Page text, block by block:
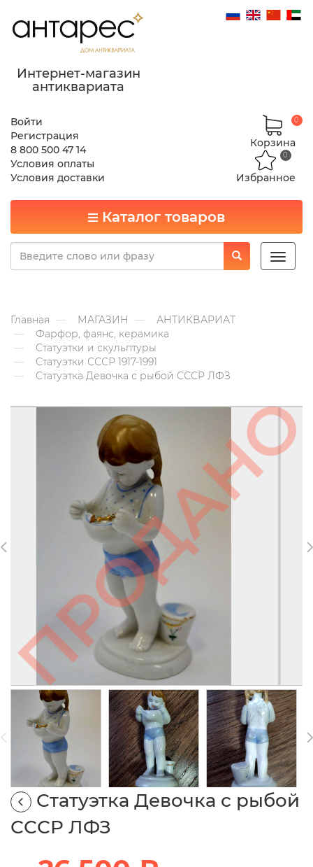
Интернет-магазин
антиквариата
Войти
Регистрация
8 800 500 47 14
Условия оплаты
Условия доставки
Корзина
0
Избранное
0
Каталог товаров
Toggle
Главная МАГАЗИН
АНТИКВАРИАТ
Фарфор, фаянс, керамика
Статуэтки и скульптуры
Статуэтки СССР 1917-1991
Статуэтка Девочка с рыбой СССР ЛФЗ
Статуэтка Девочка с рыбой
СССР ЛФЗ